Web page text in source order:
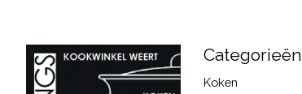
Categorieën
Koken